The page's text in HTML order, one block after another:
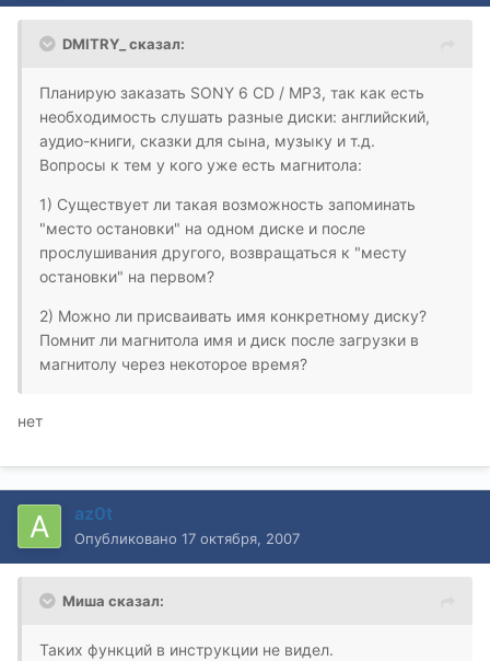
DMITRY_ сказал:
Планирую заказать SONY 6 CD / MP3, так как есть
необходимость слушать разные диски: английский,
аудио-книги, сказки для сына, музыку и т.д.
Вопросы к тем у кого уже есть магнитола:
1) Существует ли такая возможность запоминать
"место остановки" на одном диске и после
прослушивания другого, возвращаться к "месту
остановки" на первом?
2) Можно ли присваивать имя конкретному диску?
Помнит ли магнитола имя и диск после загрузки в
магнитолу через некоторое время?
нет
az0t
Опубликовано 17 октября, 2007
Миша сказал:
Таких функций в инструкции не видел.